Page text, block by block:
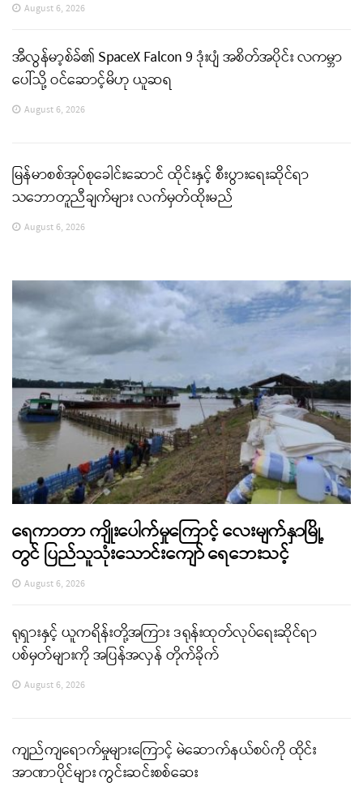
August 6, 2026
အီလွန်မာ့စ်ခ်၏ SpaceX Falcon 9 ဒုံးပျံ အစိတ်အပိုင်း လကမ္ဘာ
ပေါ်သို့ ဝင်ဆောင့်မိဟု ယူဆရ
August 6, 2026
မြန်မာစစ်အုပ်စုခေါင်းဆောင် ထိုင်းနှင့် စီးပွားရေးဆိုင်ရာ
သဘောတူညီချက်များ လက်မှတ်ထိုးမည်
August 6, 2026
ရေကာတာ ကျိုးပေါက်မှုကြောင့် လေးမျက်နှာမြို့
တွင် ပြည်သူသုံးသောင်းကျော် ရေဘေးသင့်
August 6, 2026
ရုရှားနှင့် ယူကရိန်းတို့အကြား ဒရုန်းထုတ်လုပ်ရေးဆိုင်ရာ
ပစ်မှတ်များကို အပြန်အလှန် တိုက်ခိုက်
August 6, 2026
ကျည်ကျရောက်မှုများကြောင့် မဲဆောက်နယ်စပ်ကို ထိုင်း
အာဏာပိုင်များ ကွင်းဆင်းစစ်ဆေး